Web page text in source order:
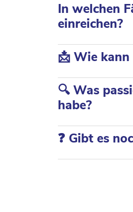
In welchen
einreichen?
📩 Wie kann
🔍 Was
habe?
❓ Gibt es